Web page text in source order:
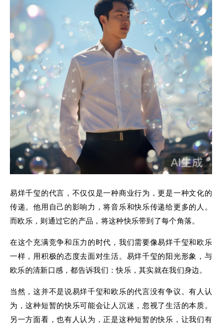
易烊千玺的代言，不仅仅是一种商业行为，更是一种文化的
传递。他用自己的影响力，将音乐和快乐传递给更多的人。
而欧乐，则通过它的产品，将这种快乐带到了每个角落。
在这个充满竞争和压力的时代，我们需要像易烊千玺和欧乐
一样，用积极的态度去面对生活。易烊千玺的阳光形象，与
欧乐的清新口感，都告诉我们：快乐，其实就在我们身边。
当然，这并不是说易烊千玺和欧乐的代言没有争议。有人认
为，这种短暂的快乐可能会让人沉迷，忽视了生活的本质。
另一方面看，也有人认为，正是这种短暂的快乐，让我们有